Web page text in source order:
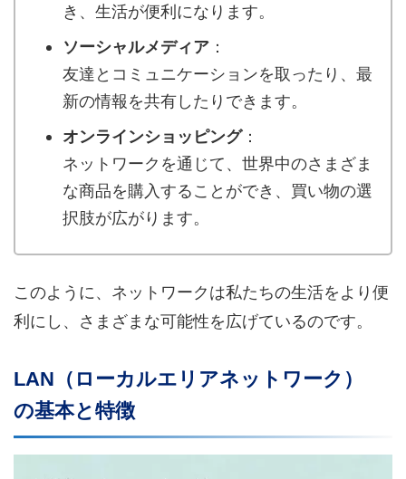
き、生活が便利になります。
ソーシャルメディア ：
友達とコミュニケーションを取ったり、最
新の情報を共有したりできます。
オンラインショッピング：
ネットワークを通じて、世界中のさまざま
な商品を購入することができ、買い物の選
択肢が広がります。
このように、ネットワークは私たちの生活をより便
利にし、さまざまな可能性を広げているのです。
LAN（ローカルエリアネットワーク）
の基本と特徴